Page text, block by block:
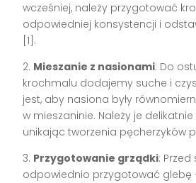
wcześniej, należy przygotować
odpowiedniej konsystencji i
[1].
2. Mieszanie z nasionami: Do
krochmalu dodajemy suche i
jest, aby nasiona były
w mieszaninie. Należy je
unikając tworzenia pęcherzyków
3. Przygotowanie grządki:
odpowiednio przygotować glebę